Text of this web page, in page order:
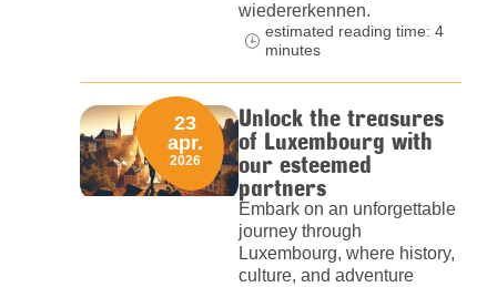
wiedererkennen.
estimated reading time: 4
minutes
Unlock the treasures
of Luxembourg with
our esteemed
partners
Embark on an unforgettable
journey through
Luxembourg, where history,
culture, and adventure
23
apr.
2026